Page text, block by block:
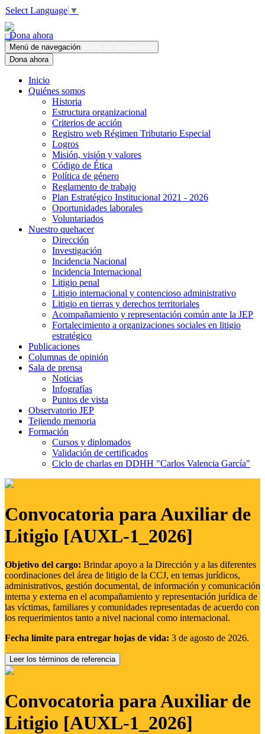
Select Language ▼
Dona ahora
Menú de navegación
Dona ahora
Inicio
Quiénes somos
Historia
Estructura organizacional
Criterios de acción
Registro web Régimen Tributario Especial
Logros
Misión, visión y valores
Código de Ética
Política de género
Reglamento de trabajo
Plan Estratégico Institucional 2021 - 2026
Oportunidades laborales
Voluntariados
Nuestro quehacer
Dirección
Investigación
Incidencia Nacional
Incidencia Internacional
Litigio penal
Litigio internacional y contencioso administrativo
Litigio en tierras y derechos territoriales
Acompañamiento y representación común ante la JEP
Fortalecimiento a organizaciones sociales en litigio
estratégico
Publicaciones
Columnas de opinión
Sala de prensa
Noticias
Infografías
Puntos de vista
Observatorio JEP
Tejiendo memoria
Formación
Cursos y diplomados
Validación de certificados
Ciclo de charlas en DDHH "Carlos Valencia García"
Convocatoria para Auxiliar de
Litigio [AUXL-1_2026]
Objetivo del cargo: Brindar apoyo a la Dirección y a las diferentes
coordinaciones del área de litigio de la CCJ, en temas jurídicos,
administrativos, gestión documental, de información y comunicación
interna y externa en el acompañamiento y representación jurídica de
las víctimas, familiares y comunidades representadas de acuerdo con
los requerimientos tanto a nivel nacional como internacional.
Fecha límite para entregar hojas de vida: 3 de agosto de 2026.
Leer los términos de referencia
Convocatoria para Auxiliar de
Litigio [AUXL-1_2026]